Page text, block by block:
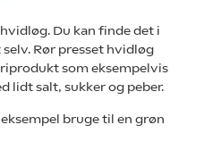
Du kan finde det i
Rør presset hvidløg
som eksempelvis
lidt salt, sukker og peber.
bruge til en grøn